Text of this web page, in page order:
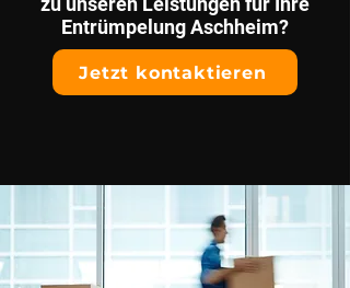
Entrümpelung Aschheim?
Jetzt kontaktieren